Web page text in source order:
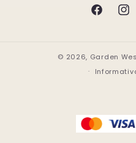
Facebook
© 2026, Garden